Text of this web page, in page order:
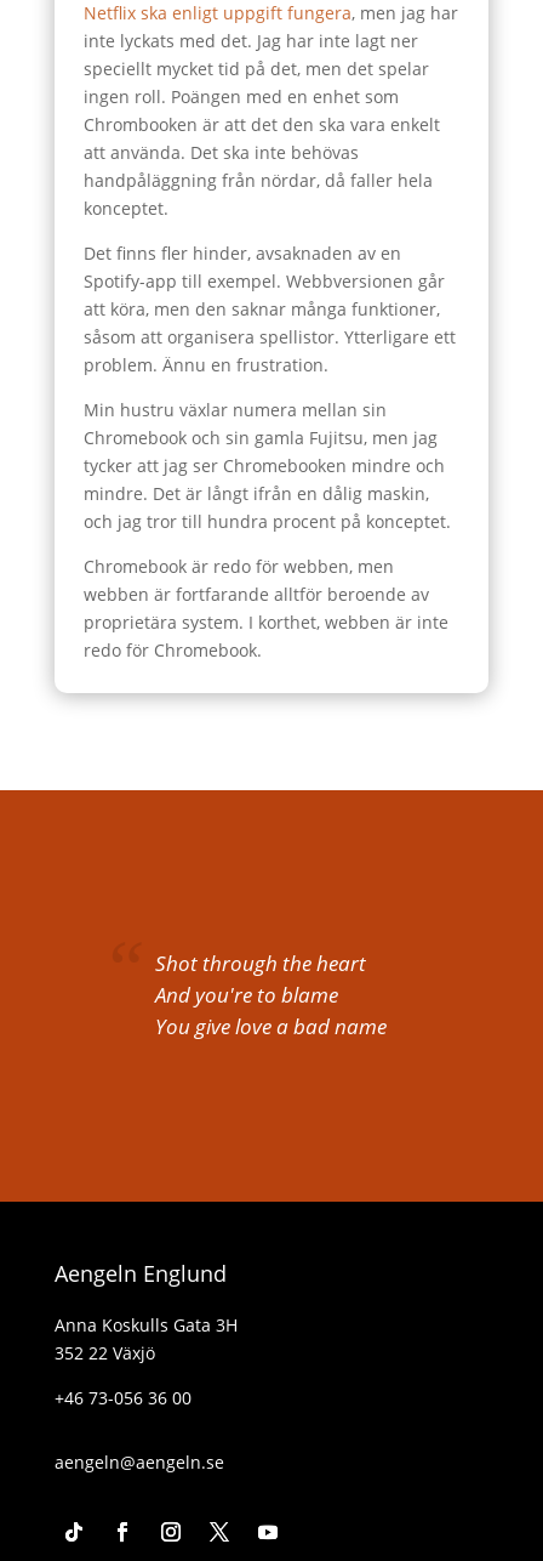
Netflix ska enligt uppgift fungera, men jag har
inte lyckats med det. Jag har inte lagt ner
speciellt mycket tid på det, men det spelar
ingen roll. Poängen med en enhet som
Chrombooken är att det den ska vara enkelt
att använda. Det ska inte behövas
handpåläggning från nördar, då faller hela
konceptet.
Det finns fler hinder, avsaknaden av en
Spotify-app till exempel. Webbversionen går
att köra, men den saknar många funktioner,
såsom att organisera spellistor. Ytterligare ett
problem. Ännu en frustration.
Min hustru växlar numera mellan sin
Chromebook och sin gamla Fujitsu, men jag
tycker att jag ser Chromebooken mindre och
mindre. Det är långt ifrån en dålig maskin,
och jag tror till hundra procent på konceptet.
Chromebook är redo för webben, men
webben är fortfarande alltför beroende av
proprietära system. I korthet, webben är inte
redo för Chromebook.
Shot through the heart
And you're to blame
You give love a bad name
Aengeln Englund
Anna Koskulls Gata 3H
352 22 Växjö
+46 73-056 36 00
aengeln@aengeln.se